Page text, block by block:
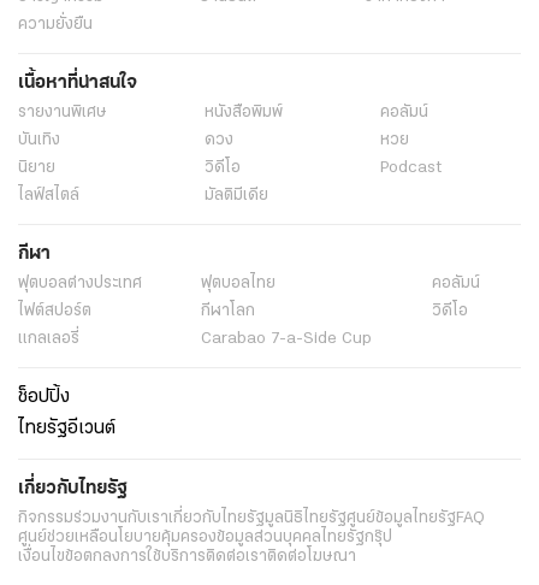
ความยั่งยืน
เนื้อหาที่น่าสนใจ
รายงานพิเศษ หนังสือพิมพ์
คอลัมน์
บันเทิง
ดวง
หวย
นิยาย
วิดีโอ
Podcast
ไลฟ์สไตล์
มัลติมีเดีย
กีฬา
ฟุตบอลต่่างประเทศ ฟุตบอลไทย
คอลัมน์
ไฟต์สปอร์ต
กีฬาโลก
วิดีโอ
แกลเลอรี่
Carabao 7-a-Side Cup
ช็อปปิ้ง
ไทยรัฐอีเวนต์
เกี่ยวกับไทยรัฐ
กิจกรรมร่วมงานกับเราเกี่ยวกับไทยรัฐมูลนิธิไทยรัฐศูนย์ข้อมูลไทยรัฐFAQ
ศูนย์ช่วยเหลือนโยบายคุ้มครองข้อมูลส่วนบุคคลไทยรัฐกรุ๊ป
เงื่อนไขข้อตกลงการใช้บริการติดต่อเราติดต่อโฆษณา